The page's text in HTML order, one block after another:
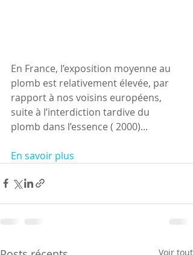
En France, l’exposition moyenne au
plomb est relativement élevée, par
rapport à nos voisins européens,
suite à l’interdiction tardive du
plomb dans l’essence ( 2000)...
En savoir plus
Voir tout